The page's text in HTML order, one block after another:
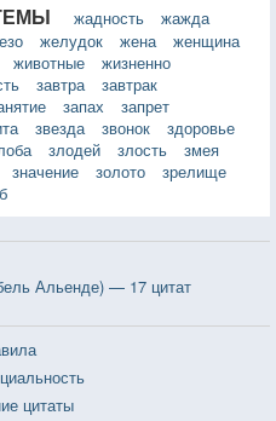
жадность
жажда
желудок жена
женщина
животные
жизненно
завтра
завтрак
запах
запрет
звезда звонок
здоровье
злодей злость
змея
значение золото
зрелище
Альенде) — 17 цитат
цитаты